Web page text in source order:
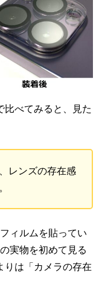
比べてみると、見た
レンズの存在感
ィルムを貼ってい
実物を初めて見る
りは「カメラの存在